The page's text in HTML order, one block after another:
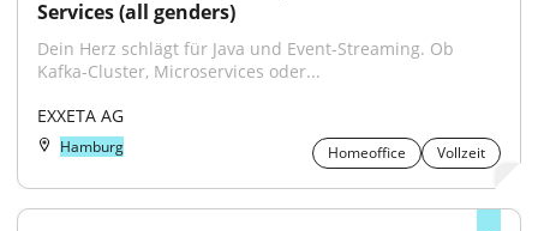
Services (all genders)
Dein Herz schlägt für Java und Event-Streaming. Ob
Kafka-Cluster, Microservices oder...
EXXETA AG
Hamburg Homeoffice Vollzeit